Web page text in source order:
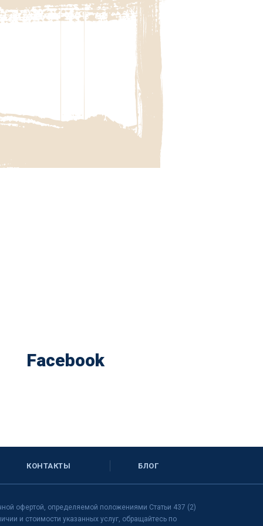
Facebook
КОНТАКТЫ БЛОГ
офертой, определяемой положениями Статьи 437 (2)
и стоимости указанных услуг, обращайтесь по